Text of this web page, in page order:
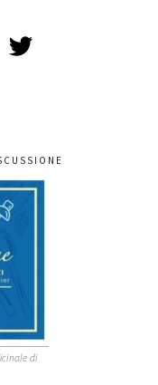
di